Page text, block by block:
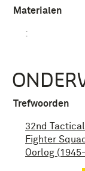
Materialen
:
Trefwoorden
32nd
Fighter
Oorlog